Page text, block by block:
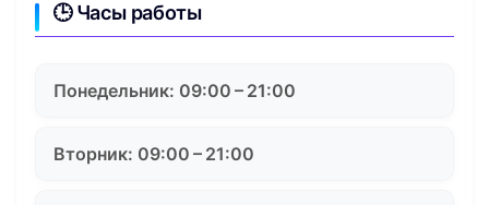
🕒 Часы работы
Понедельник: 09:00 – 21:00
Вторник: 09:00 – 21:00